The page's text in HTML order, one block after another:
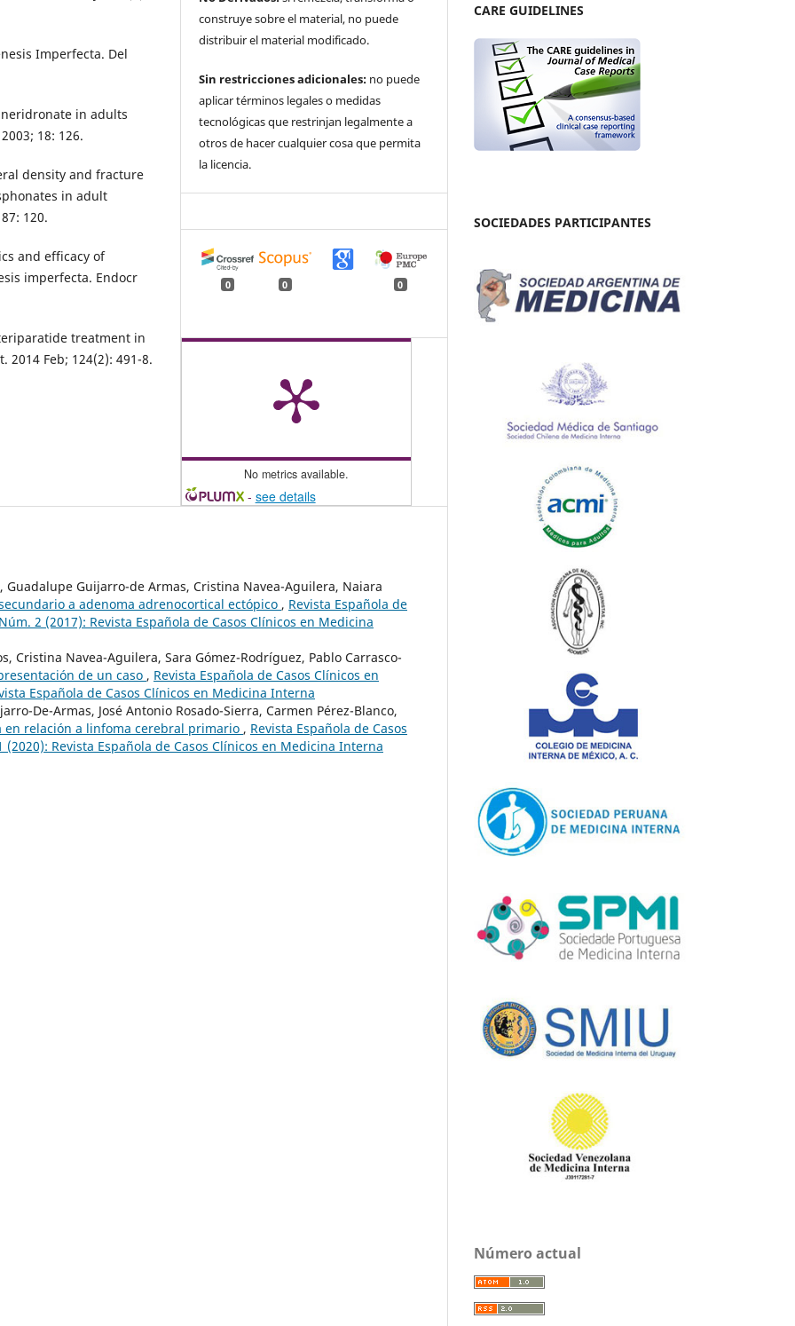
Imperfecta. Del
in adults
18: 126.
density and fracture
in adult
120.
and efficacy of
imperfecta. Endocr
treatment in
Feb; 124(2): 491-8.
construye sobre el material, no puede
distribuir el material modificado.
Sin restricciones adicionales: no puede
aplicar términos legales o medidas
tecnológicas que restrinjan legalmente a
otros de hacer cualquier cosa que permita
la licencia.
0 0 0
No metrics available.
- see details
Guadalupe Guijarro-de Armas, Cristina Navea-Aguilera, Naiara
a adenoma adrenocortical ectópico , Revista Española de
2 (2017): Revista Española de Casos Clínicos en Medicina
Cristina Navea-Aguilera, Sara Gómez-Rodríguez, Pablo Carrasco-
de un caso , Revista Española de Casos Clínicos en
Española de Casos Clínicos en Medicina Interna
De-Armas, José Antonio Rosado-Sierra, Carmen Pérez-Blanco,
relación a linfoma cerebral primario , Revista Española de Casos
Revista Española de Casos Clínicos en Medicina Interna
CARE GUIDELINES
SOCIEDADES PARTICIPANTES
Número actual